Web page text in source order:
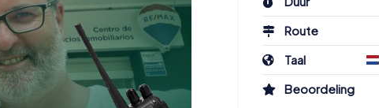
Route
Taal
Beoordeling